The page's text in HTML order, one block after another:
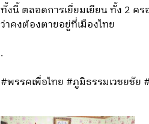
ทั้งนี้ ตลอดการเยี่ยมเยียน ทั้ง 2 ค
ว่าคงต้องตายอยู่ที่เมืองไทย
.
#พรรคเพื่อไทย #ภูมิธรรมเวชยชัย